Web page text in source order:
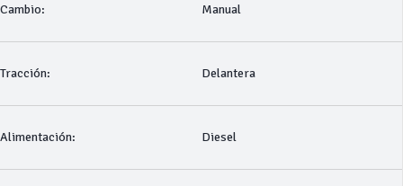
Cambio: Manual
Tracción: Delantera
Alimentación: Diesel